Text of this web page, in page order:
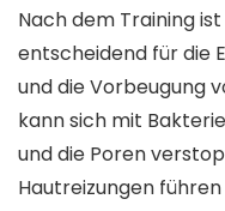
Nach dem Training
entscheidend für die
und die Vorbeugung
kann sich mit
und die Poren
Hautreizungen